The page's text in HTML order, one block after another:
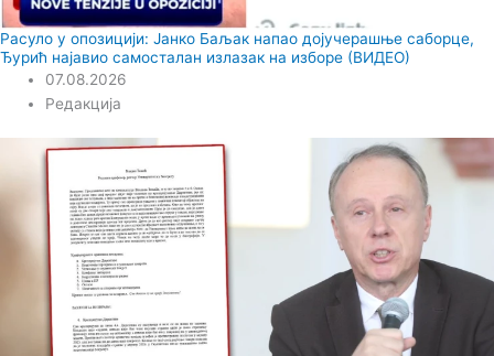
Расуло у опозицији: Јанко Баљак напао дојучерашње саборце,
Ђурић најавио самосталан излазак на изборе (ВИДЕО)
07.08.2026
Редакција